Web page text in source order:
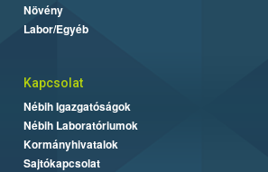
Növény
Labor/Egyéb
Kapcsolat
Nébih Igazgatóságok
Nébih Laboratóriumok
Kormányhivatalok
Sajtókapcsolat